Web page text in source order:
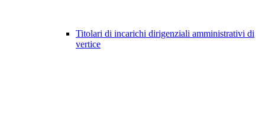
Titolari di incarichi dirigenziali amministrativi di
vertice